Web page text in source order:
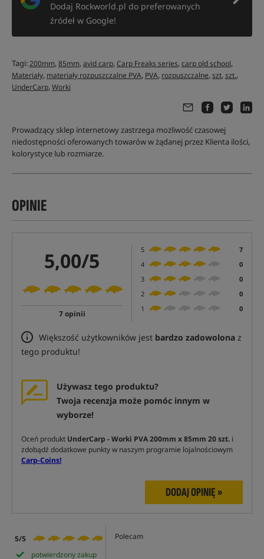
Dodaj Rockworld.pl do preferowanych
źródeł w Google!
Tagi:200mm,85mm,avid carp,Carp Freaks series,carp old school,
Materiały, materiały rozpuszczalne PVA, PVA, rozpuszczalne,szt,szt.,
UnderCarp,Worki
Prowadzący sklep internetowy zastrzega możliwość czasowej
niedostępności oferowanych towarów w żądanej przez Klienta ilości,
kolorystyce lub rozmiarze.
OPINIE
5,00/5
7 opinii
5
7
4
0
3
0
2
0
1
0
Większość użytkowników jest bardzo zadowolona z
tego produktu!
Używasz tego produktu?
Twoja recenzja może pomóc innym w
wyborze!
Oceń produkt UnderCarp - Worki PVA 200mm x 85mm 20 szt. i
zdobądź dodatkowe punkty w naszym programie lojalnościowym
Carp-Coins!
DODAJ OPINIĘ »
5/5
potwierdzony zakup
Polecam